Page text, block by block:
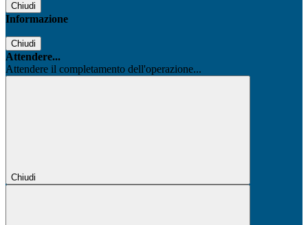
Chiudi
Informazione
Chiudi
Attendere...
Attendere il completamento dell'operazione...
Chiudi